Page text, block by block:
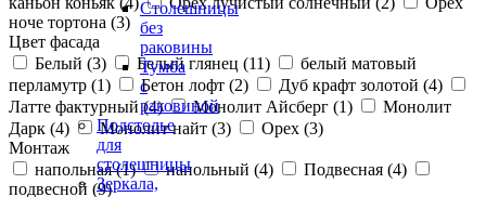
Столешницы
без
раковины
Тумба
с
раковиной
Подстолье
для
столешницы
Зеркала,
ноче тортона (3)
Цвет фасада
Белый (3) Белый глянец (11)
белый матовый
перламутр (1) Бетон лофт (2) Дуб крафт золотой (4)
Латте фактурный (4) Монолит Айсберг (1)
Монолит
Дарк (4) Монолит найт (3) Орех (3)
Монтаж
напольная (1) напольный (4) Подвесная (4)
подвесной (9)